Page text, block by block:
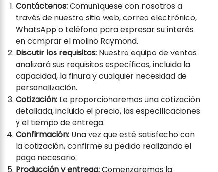
Contáctenos:Comuníquese con nosotros a
través de nuestro sitio web, correo electrónico,
WhatsApp o teléfono para expresar su interés
en comprar el molino Raymond.
Discutir los requisitos: Nuestro equipo de ventas
analizará sus requisitos específicos, incluida la
capacidad, la finura y cualquier necesidad de
personalización.
Cotización: Le proporcionaremos una cotización
detallada, incluido el precio, las especificaciones
y el tiempo de entrega.
Confirmación: Una vez que esté satisfecho con
la cotización, confirme su pedido realizando el
pago necesario.
Producción y entrega:Comenzaremos la